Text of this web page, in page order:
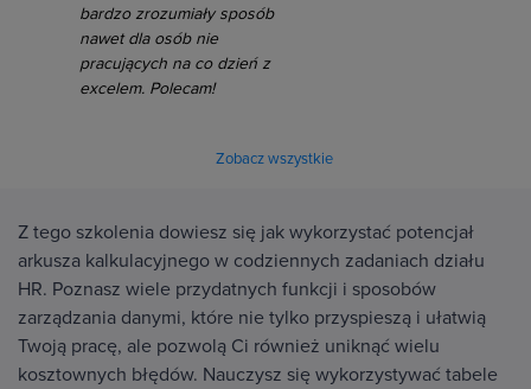
bardzo zrozumiały sposób
nawet dla osób nie
pracujących na co dzień z
excelem. Polecam!
Zobacz wszystkie
Z tego szkolenia dowiesz się jak wykorzystać potencjał
arkusza kalkulacyjnego w codziennych zadaniach działu
HR. Poznasz wiele przydatnych funkcji i sposobów
zarządzania danymi, które nie tylko przyspieszą i ułatwią
Twoją pracę, ale pozwolą Ci również uniknąć wielu
kosztownych błędów. Nauczysz się wykorzystywać tabele